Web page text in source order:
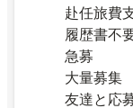
赴任旅費
履歴書不
急募
大量募集
友達と応